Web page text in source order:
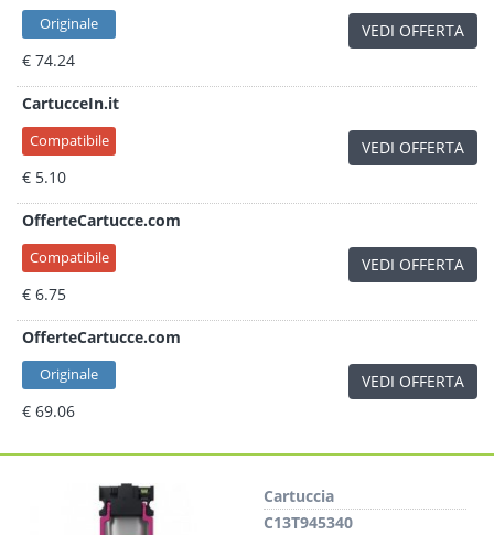
Originale
€ 74.24
VEDI OFFERTA
CartucceIn.it
Compatibile
€ 5.10
VEDI OFFERTA
OfferteCartucce.com
Compatibile
€ 6.75
VEDI OFFERTA
OfferteCartucce.com
Originale
€ 69.06
VEDI OFFERTA
Cartuccia
C13T945340